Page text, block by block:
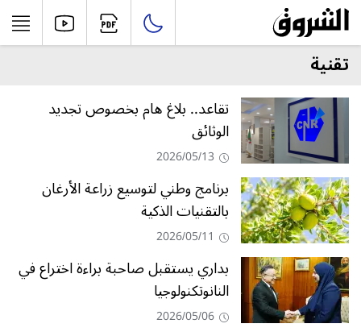
تقنية
تقاعد.. بلاغ هام بخصوص تجديد
الوثائق
2026/05/13
برنامج وطني لتوسيع زراعة الأرغان
بالتقنيات الذكية
2026/05/11
بداري يستقبل صاحبة براءة اختراع في
النانوتكنولوجيا
2026/05/06